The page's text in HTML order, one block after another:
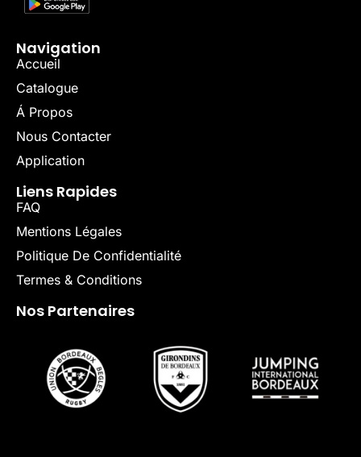
Navigation
Accueil
Catalogue
Á Propos
Nous Contacter
Application
Liens Rapides
FAQ
Mentions Légales
Politique De Confidentialité
Termes & Conditions
Nos Partenaires